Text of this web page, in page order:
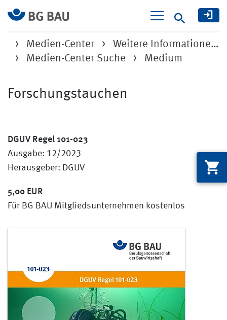
Suche
Medien-Center
Weitere Informatione…
Medien-Center Suche
Medium
Forschungstauchen
DGUV Regel 101-023
Ausgabe: 12/2023
Herausgeber: DGUV
5,00 EUR
Für BG BAU Mitgliedsunternehmen kostenlos